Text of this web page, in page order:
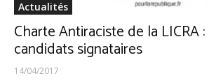
Actualités
Charte Antiraciste de la LICRA
candidats signataires
14/04/2017